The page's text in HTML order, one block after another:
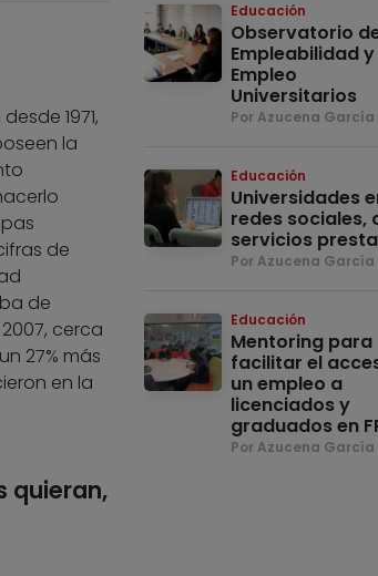
1971,
la
de
de
cerca
27% más
en la
quieran,
Educación
Observatorio
Empleabilidad y
Empleo
Universitarios
Por Azucena García
Educación
Universidades
redes sociales,
servicios
Por Azucena García
Educación
Mentoring para
facilitar el
un empleo a
licenciados y
graduados en
Por Azucena García